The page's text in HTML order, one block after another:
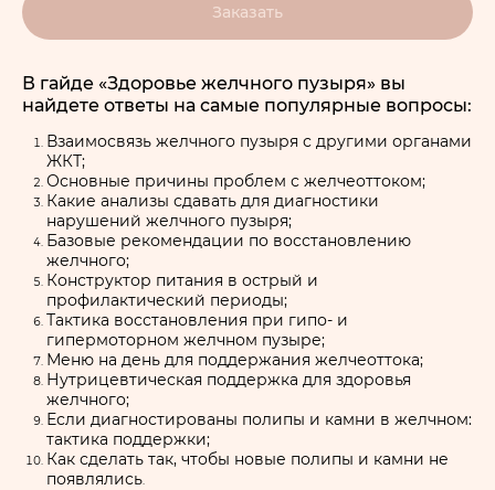
Заказать
В гайде «Здоровье желчного пузыря» вы
найдете ответы на самые популярные вопросы:
Взаимосвязь желчного пузыря с другими органами
ЖКТ;
Основные причины проблем с желчеоттоком;
Какие анализы сдавать для диагностики
нарушений желчного пузыря;
Базовые рекомендации по восстановлению
желчного;
Конструктор питания в острый и
профилактический периоды;
Тактика восстановления при гипо- и
гипермоторном желчном пузыре;
Меню на день для поддержания желчеоттока;
Нутрицевтическая поддержка для здоровья
желчного;
Если диагностированы полипы и камни в желчном:
тактика поддержки;
Как сделать так, чтобы новые полипы и камни не
появлялись.